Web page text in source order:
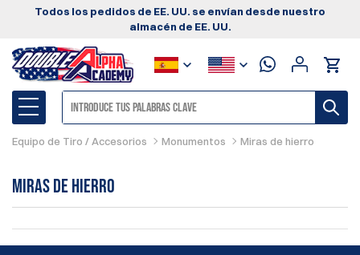
Todos los pedidos de EE. UU. se envían desde nuestro
almacén de EE. UU.
Equipo de Tiro / Accesorios Monumentos Miras de hierro
Miras de hierro